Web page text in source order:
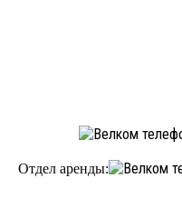
Минск
Отдел аренды: